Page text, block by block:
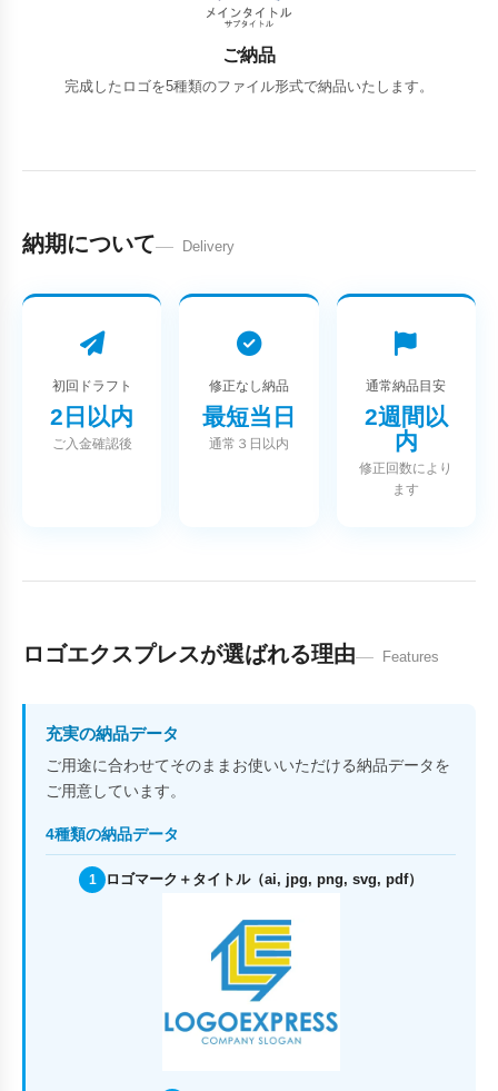
ご納品
完成したロゴを5種類のファイル形式で納品いたします。
納期について Delivery
初回ドラフト
2日以内
ご入金確認後
修正なし納品
最短当日
通常３日以内
通常納品目安
2週間以
内
修正回数により
ます
ロゴエクスプレスが選ばれる理由 Features
充実の納品データ
ご用途に合わせてそのままお使いいただける納品データを
ご用意しています。
4種類の納品データ
1 ロゴマーク＋タイトル（ai, jpg, png, svg, pdf）